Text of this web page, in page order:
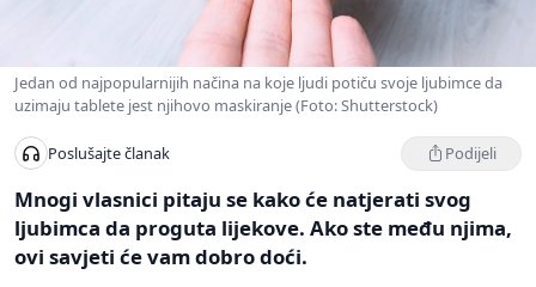
Jedan od najpopularnijih načina na koje ljudi potiču svoje ljubimce da
uzimaju tablete jest njihovo maskiranje (Foto: Shutterstock)
Poslušajte članak Podijeli
Mnogi vlasnici pitaju se kako će natjerati svog
ljubimca da proguta lijekove. Ako ste među njima,
ovi savjeti će vam dobro doći.